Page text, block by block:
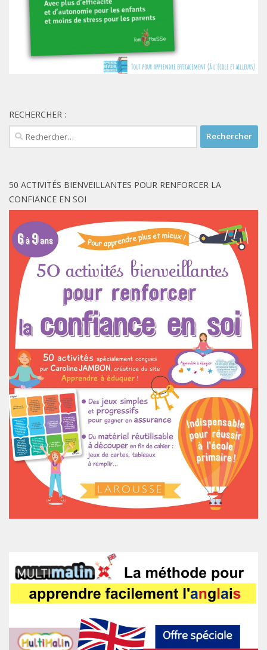
RECHERCHER :
Rechercher :
50 ACTIVITÉS BIENVEILLANTES POUR RENFORCER LA
CONFIANCE EN SOI